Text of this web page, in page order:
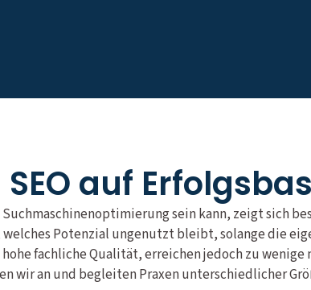
SEO auf
sein kann, zeigt sich
Potenzial ungenutzt bleibt, solange die
fachliche Qualität, erreichen jedoch zu
wir an und begleiten Praxen unterschiedlicher